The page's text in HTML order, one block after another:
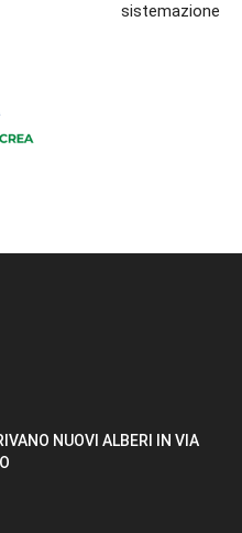
sistemazione
NUOVI ALBERI IN VIA